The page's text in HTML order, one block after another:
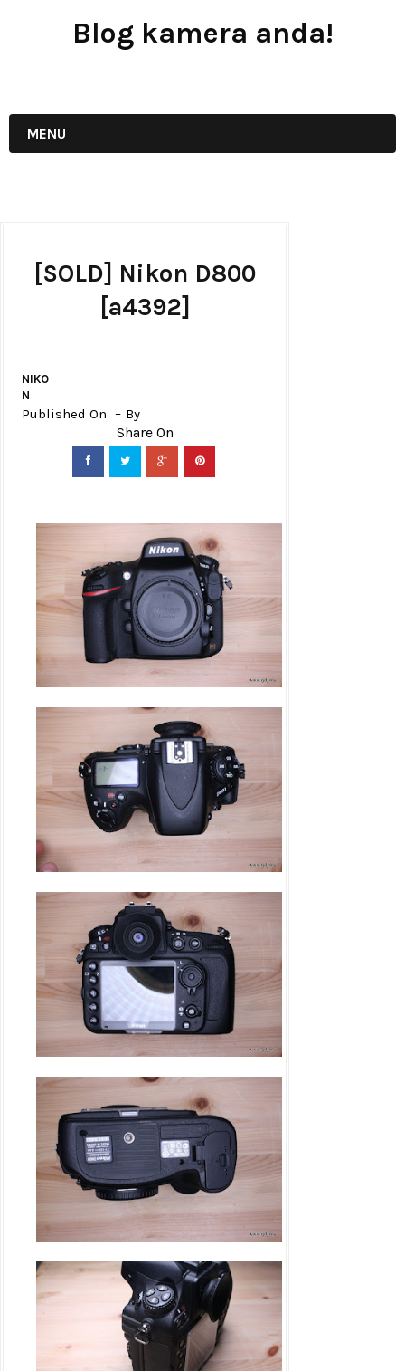
Blog kamera anda!
MENU
[SOLD] Nikon D800
[a4392]
NIKO
N
Published On By